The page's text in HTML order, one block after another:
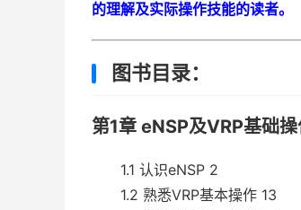
的理解及实际操作技能的读者。
图书目录：
第1章 eNSP及VRP基础
1.1 认识eNSP 2
1.2 熟悉VRP基本操作 13